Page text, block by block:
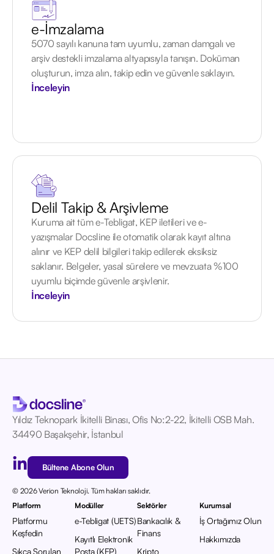
e-İmzalama
5070 sayılı kanuna tam uyumlu, zaman damgalı ve
arşiv destekli imzalama altyapısıyla tanışın. Doküman
oluşturun, imza alın, takip edin ve güvenle saklayın.
İnceleyin
Delil Takip & Arşivleme
Kuruma ait tüm e-Tebligat, KEP iletileri ve e-
yazışmalar Docsline ile otomatik olarak kayıt altına
alınır ve KEP delil bilgileri takip edilerek eksiksiz
saklanır. Belgeler, yasal sürelere ve mevzuata %100
uyumlu biçimde güvenle arşivlenir.
İnceleyin
Yıldız Teknopark İkitelli Binası, Ofis No:2-22, İkitelli OSB Mah.
34490 Başakşehir, İstanbul
Bültene Abone Olun
© 2026 Verion Teknoloji. Tüm hakları saklıdır.
Platform
Platformu
Keşfedin
Sıkça Sorulan
Modüller
e-Tebligat (UETS)
Kayıtlı Elektronik
Posta (KEP)
Sektörler
Bankacılık &
Finans
Kripto
Kurumsal
İş Ortağımız Olun
Hakkımızda